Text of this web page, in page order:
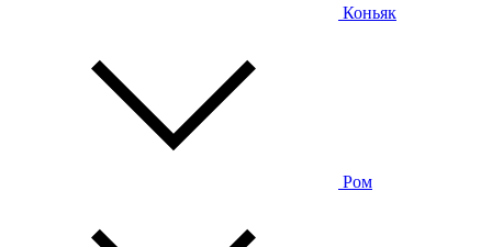
Коньяк
Ром